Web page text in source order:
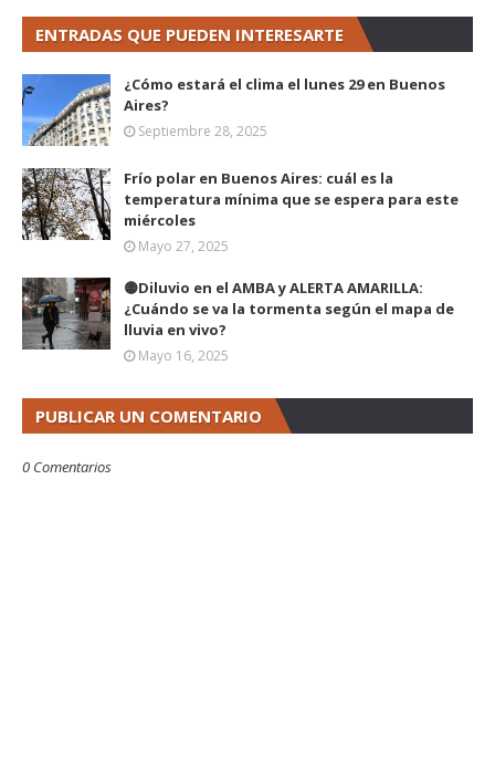
ENTRADAS QUE PUEDEN INTERESARTE
¿Cómo estará el clima el lunes 29 en Buenos
Aires?
Septiembre 28, 2025
Frío polar en Buenos Aires: cuál es la
temperatura mínima que se espera para este
miércoles
Mayo 27, 2025
🟡Diluvio en el AMBA y ALERTA AMARILLA:
¿Cuándo se va la tormenta según el mapa de
lluvia en vivo?
Mayo 16, 2025
PUBLICAR UN COMENTARIO
0 Comentarios